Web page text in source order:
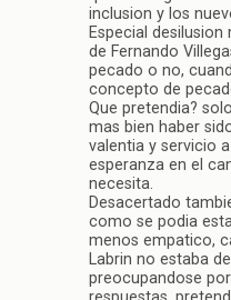
inclusion y los
Especial
de Fernando
pecado o no,
concepto de
Que pretendia?
mas bien haber
valentia y servicio
esperanza en el
necesita.
Desacertado
como se podia
menos empatico,
Labrin no estaba
preocupandose